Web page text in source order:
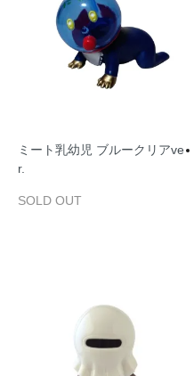
ミート乳幼児 ブルークリアve
r.
SOLD OUT